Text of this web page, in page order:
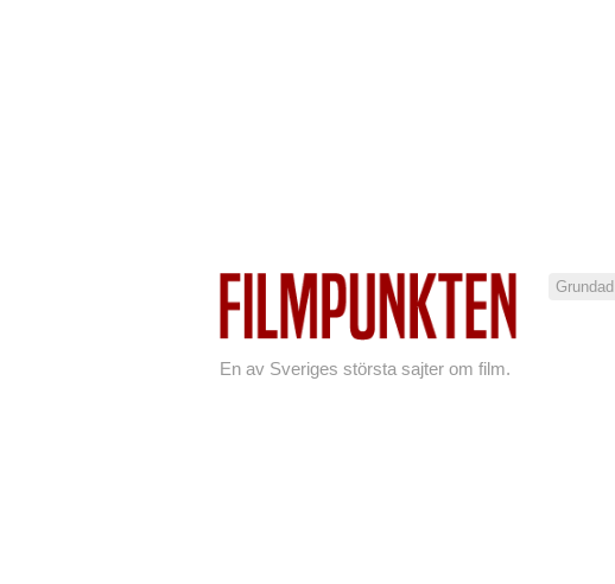
En av Sveriges största sajter om film.